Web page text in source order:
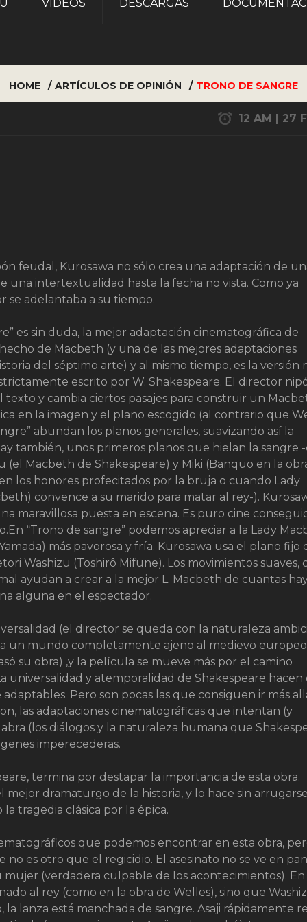
VÍDEOS DESCARGAS
HOME ARTÍCULOS DE OPINIÓN TRONO DE SANGRE
12 AM | 27
feudal, Kurosawa no sólo crea una adaptación de
una intertextualidad hasta la fecha no vista. Como ya
se adelantaba a su tiempo.
es sin duda, la mejor adaptación cinematográfica de
de Macbeth (y una de las mejores adaptaciones
del séptimo arte) y al mismo tiempo, es la versión
escrito por W. Shakespeare. El director
y cambia ciertos pasajes para construir un
en la imagen y el plano escogido (al contrario que
abundan los planos generales, suavizando así la
también, unos primeros planos que hielan la sangre
(el Macbeth de Shakespeare) y Miki (Banquo en la
los honores profecitados por la bruja o cuando Lady
convence a su marido para matar al rey-).
maravillosa puesta en escena. Es puro cine
“Trono de sangre” podemos apreciar a la Lady
más pavorosa y fría. Kurosawa usa el plano fijo
Washizu (Toshirô Mifune). Los movimientos suaves,
ayudan a crear a la mejor L. Macbeth de cuantas
alguna en el espectador.
(el director se queda con la naturaleza
un mundo completamente ajeno al medievo
su obra) ,y la película se mueve más por el camino
universalidad y atemporalidad de Shakespeare hacen
Pero son pocas las que consiguen ir más
las adaptaciones cinematográficas que intentan (y
(los diálogos y la naturaleza humana que
imperecederas.
termina por destapar la importancia de esta obra.
dramaturgo de la historia, y lo hace sin
tragedia clásica por la épica.
que podemos encontrar en esta obra,
es otro que el regicidio. El asesinato no se ve en
(verdadera culpable de los acontecimientos). En
al rey (como en la obra de Welles), sino que
lanza está manchada de sangre. Asaji rápidamente